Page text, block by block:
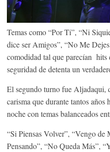
Temas como “Por Ti”, “Ni
dice ser Amigos”, “No Me
comodidad tal que parecían hits
seguridad de detenta un
El segundo turno fue Aljadaqui,
carisma que durante tantos
noche con temas balanceados
“Si Piensas Volver”, “Vengo
Pensando”, “No Queda Más”,